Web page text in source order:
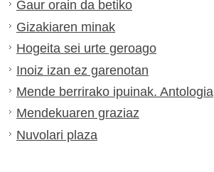
Gaur orain da betiko
Gizakiaren minak
Hogeita sei urte geroago
Inoiz izan ez garenotan
Mende berrirako ipuinak. Antologia
Mendekuaren graziaz
Nuvolari plaza